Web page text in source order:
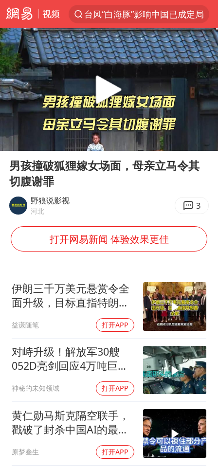
视频
台风“白海豚”影响中国已成定局
探寻“技能+”促就业创业新路
维持强台风级！白海豚直奔华东沿海
印度暴发金迪普拉病毒
美国退回1000亿美元关税
“事业单位招聘不是人情买卖”
小伙靠AI减肥 45天瘦40斤进了ICU
“银行午休1.5小时”留个窗口行不行
余承东口误将24999元电脑报成2499
你常吃的兰州拉面要改名了
李嫣近照曝光
总书记关心百姓身边这些民生大事
Play
男孩撞破狐狸嫁女场面，母亲立马令其
切腹谢罪
野狼说影视
河北 3
打开网易新闻 体验效果更佳
伊朗三千万美元悬赏令全
面升级，目标直指特朗普
益谦随笔 打开APP
对峙升级！解放军30艘
052D亮剑回应4万吨巨舰
神秘的未知领域 打开APP
黄仁勋马斯克隔空联手，
戳破了封杀中国AI的最大
原梦叁生 打开APP